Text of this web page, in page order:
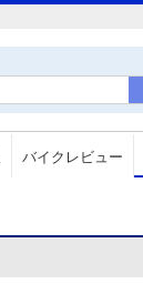
バイクレビュー